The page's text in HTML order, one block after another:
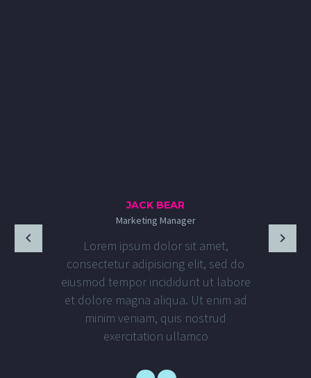
JACK BEAR
Marketing Manager
Lorem ipsum dolor sit amet,
consectetur adipisicing elit, sed do
eiusmod tempor incididunt ut labore
et dolore magna aliqua. Ut enim ad
minim veniam, quis nostrud
exercitation ullamco